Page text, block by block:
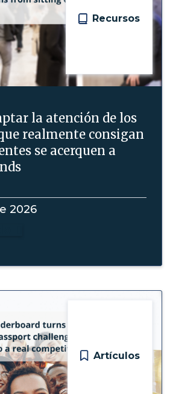
Recursos
la atención de los
realmente consigan
se acerquen a
2026
Artículos